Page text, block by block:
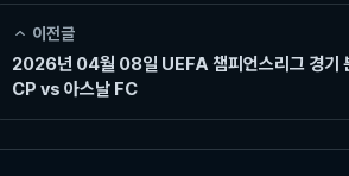
이전글
2026년 04월 08일 UEFA 챔피언스리그 경기
CP vs 아스날 FC